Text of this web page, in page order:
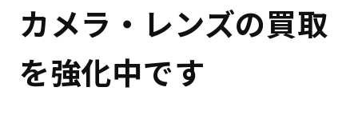
カメラ・レンズの買取
を強化中です